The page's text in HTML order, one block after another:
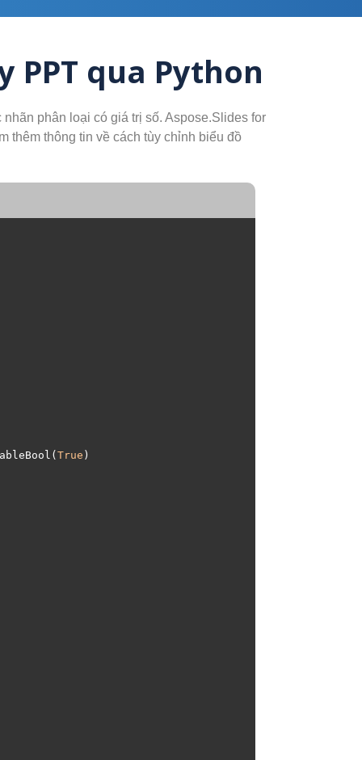
qua Python
phân loại có giá trị số. Aspose.Slides for
thêm thông tin về cách tùy chỉnh biểu đồ
True